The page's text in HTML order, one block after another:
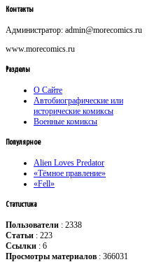
Контакты
Администратор: admin@morecomics.ru
www.morecomics.ru
Разделы
О Сайте
Автобиографические или
исторические комиксы
Военные комиксы
Популярное
Alien Loves Predator
«Тёмное правление»
«Fell»
Статистика
Пользователи : 2338
Статьи : 223
Ссылки : 6
Просмотры материалов : 366031